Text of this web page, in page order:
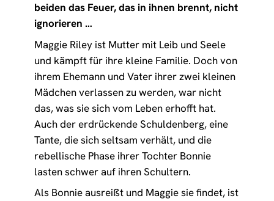
beiden das Feuer, das in ihnen brennt, nicht
ignorieren …
Maggie Riley ist Mutter mit Leib und Seele
und kämpft für ihre kleine Familie. Doch von
ihrem Ehemann und Vater ihrer zwei kleinen
Mädchen verlassen zu werden, war nicht
das, was sie sich vom Leben erhofft hat.
Auch der erdrückende Schuldenberg, eine
Tante, die sich seltsam verhält, und die
rebellische Phase ihrer Tochter Bonnie
lasten schwer auf ihren Schultern.
Als Bonnie ausreißt und Maggie sie findet, ist